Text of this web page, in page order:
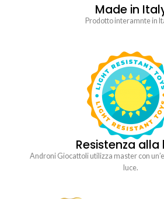
Made in
Prodotto interamnte in
Resistenza alla
Androni Giocattoli utilizza master con
luce.